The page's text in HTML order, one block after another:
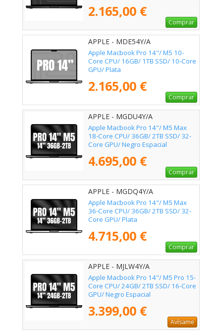
2.165,00 €
Comprar
APPLE - MDE54Y/A
Apple Macbook Pro 14"/ M5 10-
Core CPU/ 16GB/ 1TB SSD/ 10-Core
GPU/ Plata
2.165,00 €
Comprar
APPLE - MGDU4Y/A
Apple Macbook Pro 14"/ M5 Max
18-Core CPU/ 36GB/ 2TB SSD/ 32-
Core GPU/ Negro Espacial
4.695,00 €
Comprar
APPLE - MGDQ4Y/A
Apple Macbook Pro 14"/ M5 Max
36-Core CPU/ 36GB/ 2TB SSD/ 32-
Core GPU/ Plata
4.715,00 €
Comprar
APPLE - MJLW4Y/A
Apple Macbook Pro 14"/ M5 Pro 15-
Core CPU/ 24GB/ 2TB SSD/ 16-Core
GPU/ Negro Espacial
3.399,00 €
Avísame